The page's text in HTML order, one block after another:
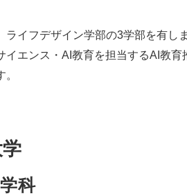
イフデザイン学部の3学部を有しま
エンス・AI教育を担当するAI教育
科